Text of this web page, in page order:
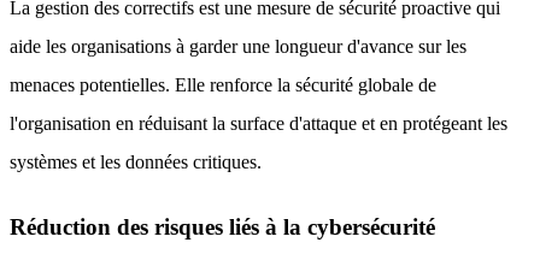
La gestion des correctifs est une mesure de sécurité proactive qui
aide les organisations à garder une longueur d'avance sur les
menaces potentielles. Elle renforce la sécurité globale de
l'organisation en réduisant la surface d'attaque et en protégeant les
systèmes et les données critiques.
Réduction des risques liés à la cybersécurité